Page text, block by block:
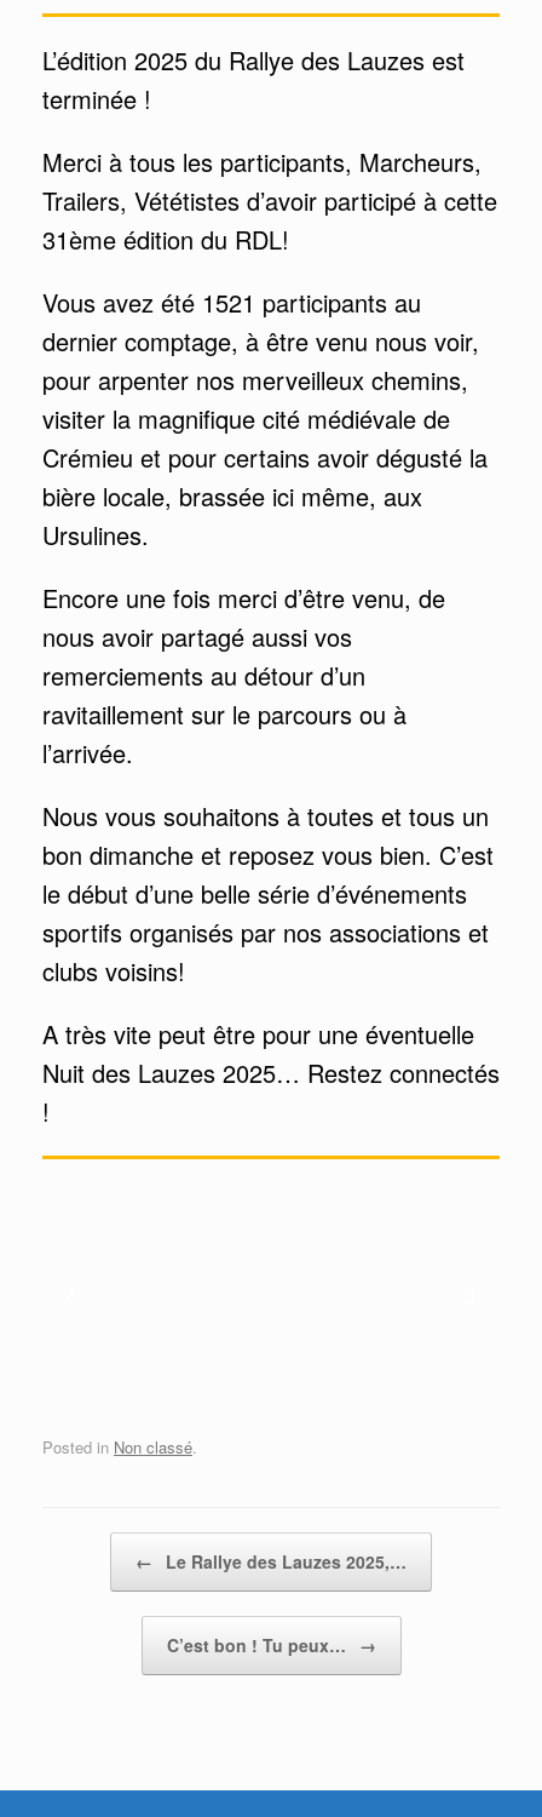
L’édition 2025 du Rallye des Lauzes est
terminée !
Merci à tous les participants, Marcheurs,
Trailers, Vététistes d’avoir participé à cette
31ème édition du RDL!
Vous avez été 1521 participants au
dernier comptage, à être venu nous voir,
pour arpenter nos merveilleux chemins,
visiter la magnifique cité médiévale de
Crémieu et pour certains avoir dégusté la
bière locale, brassée ici même, aux
Ursulines.
Encore une fois merci d’être venu, de
nous avoir partagé aussi vos
remerciements au détour d’un
ravitaillement sur le parcours ou à
l’arrivée.
Nous vous souhaitons à toutes et tous un
bon dimanche et reposez vous bien. C’est
le début d’une belle série d’événements
sportifs organisés par nos associations et
clubs voisins!
A très vite peut être pour une éventuelle
Nuit des Lauzes 2025… Restez connectés
!
Posted in Non classé.
← Le Rallye des Lauzes 2025,…
C’est bon ! Tu peux… →